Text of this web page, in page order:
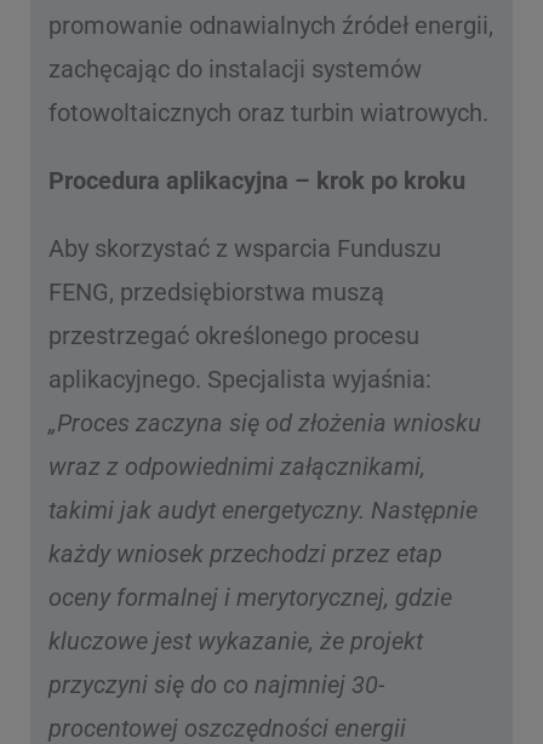
promowanie odnawialnych źródeł energii,
zachęcając do instalacji systemów
fotowoltaicznych oraz turbin wiatrowych.
Procedura aplikacyjna – krok po kroku
Aby skorzystać z wsparcia Funduszu
FENG, przedsiębiorstwa muszą
przestrzegać określonego procesu
aplikacyjnego. Specjalista wyjaśnia:
„Proces zaczyna się od złożenia wniosku
wraz z odpowiednimi załącznikami,
takimi jak audyt energetyczny. Następnie
każdy wniosek przechodzi przez etap
oceny formalnej i merytorycznej, gdzie
kluczowe jest wykazanie, że projekt
przyczyni się do co najmniej 30-
procentowej oszczędności energii